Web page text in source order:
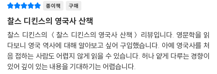
세상에 나가 그렇게 피를 많이 보지도 않았을 것이고, 그 탓에 인생을 망치
지도 않았을 것이다.” - 제13장_리처드 1세와 십자군 전쟁
“자명한 사실은 헨리 8세가 도저히 참아줄 수 없는 악당이었고, 인간 본성
에 먹칠을 했으며, 잉글랜드 역사에 튄 피와 기름덩어리 같은 존재였다는
점이다.” - 제26장_스캔들 메이커 헨리 8세
종이책 구매
찰스 디킨스의 영국사 산책
찰스 디킨스의 ＜찰스 디킨스의 영국사 산책＞ 리뷰입니다. 영문학을 읽
다보니 영국 역사에 대해 알아보고 싶어 구입했습니다. 아예 영국사를 처
음 접하는 사람도 어렵지 않게 읽을 수 있습니다. 허나 얕게 다루는 경향이
있어 깊이 있는 내용을 기대하기는 어렵습니다.